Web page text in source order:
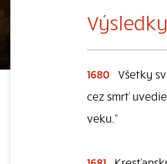
1680 Všetky
cez smrť
veku.“